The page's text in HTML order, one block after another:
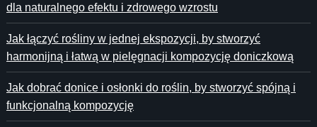
dla naturalnego efektu i zdrowego wzrostu
Jak łączyć rośliny w jednej ekspozycji, by stworzyć
harmonijną i łatwą w pielęgnacji kompozycję doniczkową
Jak dobrać donice i osłonki do roślin, by stworzyć spójną i
funkcjonalną kompozycję